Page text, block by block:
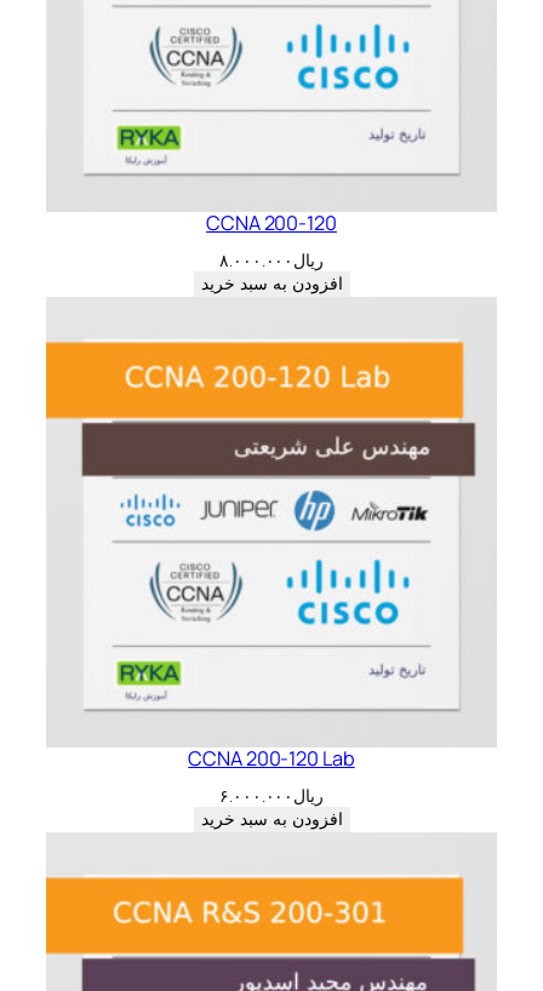
CCNA 200-120
ریال ۸.۰۰۰.۰۰۰
افزودن به سبد خرید
CCNA 200-120 Lab
ریال ۶.۰۰۰.۰۰۰
افزودن به سبد خرید